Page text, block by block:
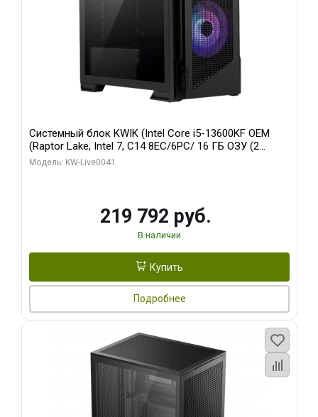
Системный блок KWIK (Intel Core i5-13600KF OEM
(Raptor Lake, Intel 7, C14 8EC/6PC/ 16 ГБ ОЗУ (2
модуля)/ Palit RTX5080 GAMINGPRO OC 16GB GDDR7
Модель: KW-Live0041
219 792 руб.
В наличии
Купить
Подробнее